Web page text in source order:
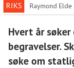
RIKS Raymond Elde
Hvert år
begravelser.
søke om